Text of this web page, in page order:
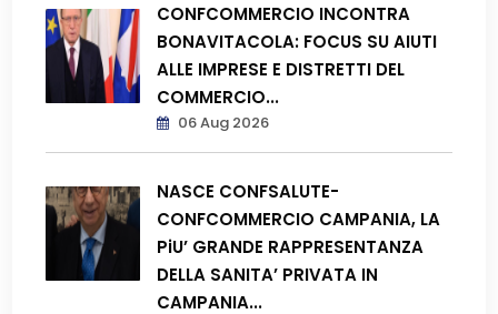
CONFCOMMERCIO INCONTRA
BONAVITACOLA: FOCUS SU AIUTI
ALLE IMPRESE E DISTRETTI DEL
COMMERCIO...
06 Aug 2026
NASCE CONFSALUTE-
CONFCOMMERCIO CAMPANIA, LA
PiU’ GRANDE RAPPRESENTANZA
DELLA SANITA’ PRIVATA IN
CAMPANIA...